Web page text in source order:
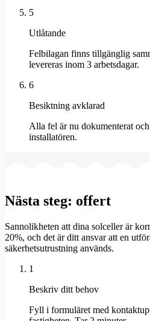
5
Utlåtande
Felbilagan finns tillgänglig
levereras inom 3 arbetsdagar.
6
Besiktning avklarad
Alla fel är nu dokumenterat
installatören.
Nästa steg: offert
Sannolikheten att dina solceller är
20%, och det är ditt ansvar att en
säkerhetsutrustning används.
1
Beskriv ditt behov
Fyll i formuläret med